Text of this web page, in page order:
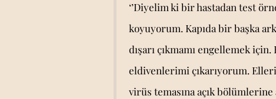
‘’Diyelim ki bir hastadan test
koyuyorum. Kapıda bir başka
dışarı çıkmamı engellemek
eldivenlerimi çıkarıyorum.
virüs temasına açık bölümlerine